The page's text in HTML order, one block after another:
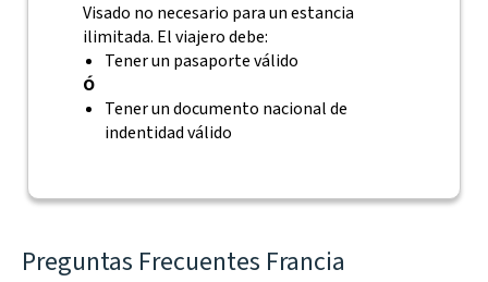
Visado no necesario para un estancia
ilimitada. El viajero debe:
Tener un pasaporte válido
Ó
Tener un documento nacional de
indentidad válido
Preguntas Frecuentes Francia